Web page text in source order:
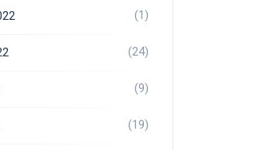
(1)
(24)
(9)
(19)